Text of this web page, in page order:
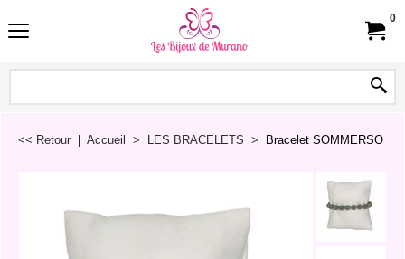
0
<< Retour Accueil > LES BRACELETS > Bracelet SOMMERSO